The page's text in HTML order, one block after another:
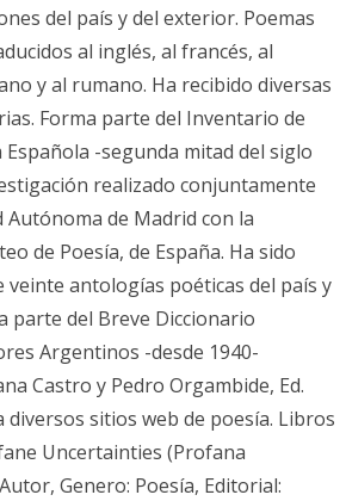
del país y del exterior. Poemas
al inglés, al francés, al
y al rumano. Ha recibido diversas
Forma parte del Inventario de
-segunda mitad del siglo
realizado conjuntamente
de Madrid con la
de Poesía, de España. Ha sido
veinte antologías poéticas del país y
parte del Breve Diccionario
Argentinos -desde 1940-
Castro y Pedro Orgambide, Ed.
diversos sitios web de poesía. Libros
Uncertainties (Profana
Genero: Poesía, Editorial: